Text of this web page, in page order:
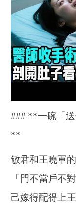
### **一碗「
**
敏君和王曉軍
「門不當戶不
己嫁得配得上